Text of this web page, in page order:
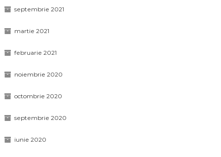
septembrie 2021
martie 2021
februarie 2021
noiembrie 2020
octombrie 2020
septembrie 2020
iunie 2020